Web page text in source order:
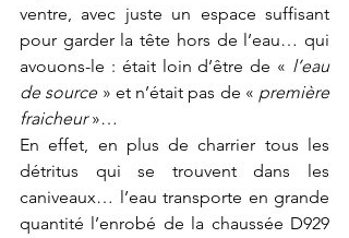
ventre, avec juste un espace suffisant
pour garder la tête hors de l’eau… qui
avouons-le : était loin d’être de « l’eau
de source » et n’était pas de « première
fraicheur »…
En effet, en plus de charrier tous les
détritus qui se trouvent dans les
caniveaux… l’eau transporte en grande
quantité l’enrobé de la chaussée D929